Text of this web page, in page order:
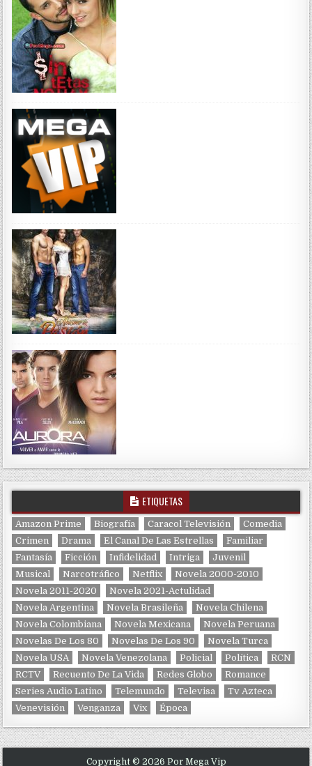
ETIQUETAS
Amazon Prime Biografía Caracol Televisión
Comedia
Crimen
Drama El Canal De Las Estrellas
Familiar
Fantasía
Ficción Infidelidad Intriga
Juvenil
Musical
Narcotráfico Netflix
Novela 2000-2010
Novela 2011-2020
Novela 2021-Actulidad
Novela Argentina
Novela Brasileña
Novela Chilena
Novela Colombiana
Novela Mexicana
Novela Peruana
Novelas De Los 80
Novelas De Los 90
Novela Turca
Novela USA
Novela Venezolana Policial Política
RCN
RCTV
Recuento De La Vida Redes Globo
Romance
Series Audio Latino
Telemundo Televisa
Tv Azteca
Venevisión
Venganza Vix Época
Copyright © 2026 Por Mega Vip